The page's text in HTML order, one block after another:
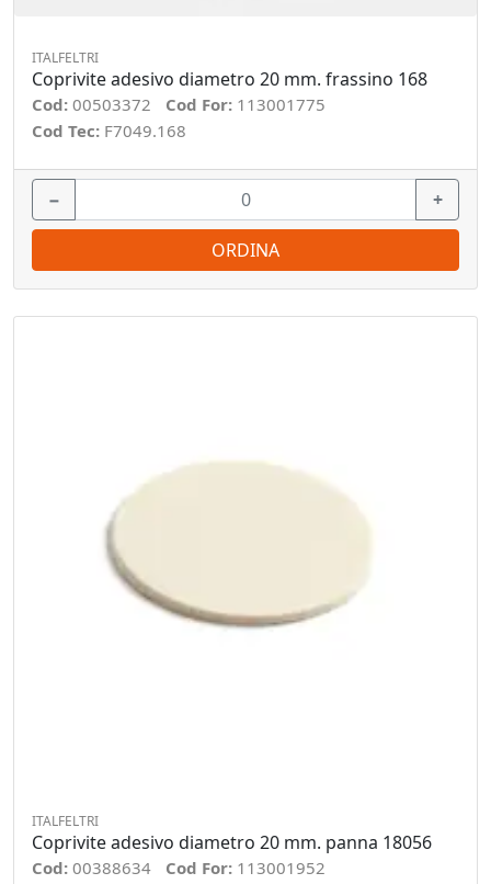
ITALFELTRI
Coprivite adesivo diametro 20 mm. frassino 168
Cod: 00503372 Cod For: 113001775
Cod Tec: F7049.168
− +
ORDINA
ITALFELTRI
Coprivite adesivo diametro 20 mm. panna 18056
Cod: 00388634 Cod For: 113001952